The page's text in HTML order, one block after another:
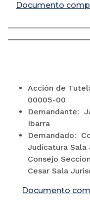
Documento
Enero
Acción de
00005-00
Demandante:
Ibarra
Demandado:
Judicatura Sala
Consejo
Cesar Sala
Documento